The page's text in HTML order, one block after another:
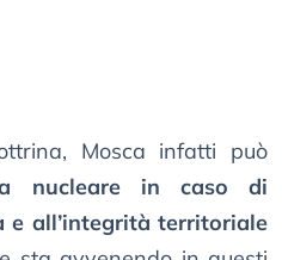
Mosca infatti può
nucleare in caso di
e all’integrità territoriale